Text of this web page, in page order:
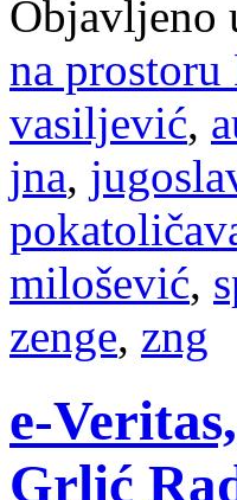
Objavljeno
na
vasiljević,
jna,
milošević,
zenge, zng
e-
Grlić